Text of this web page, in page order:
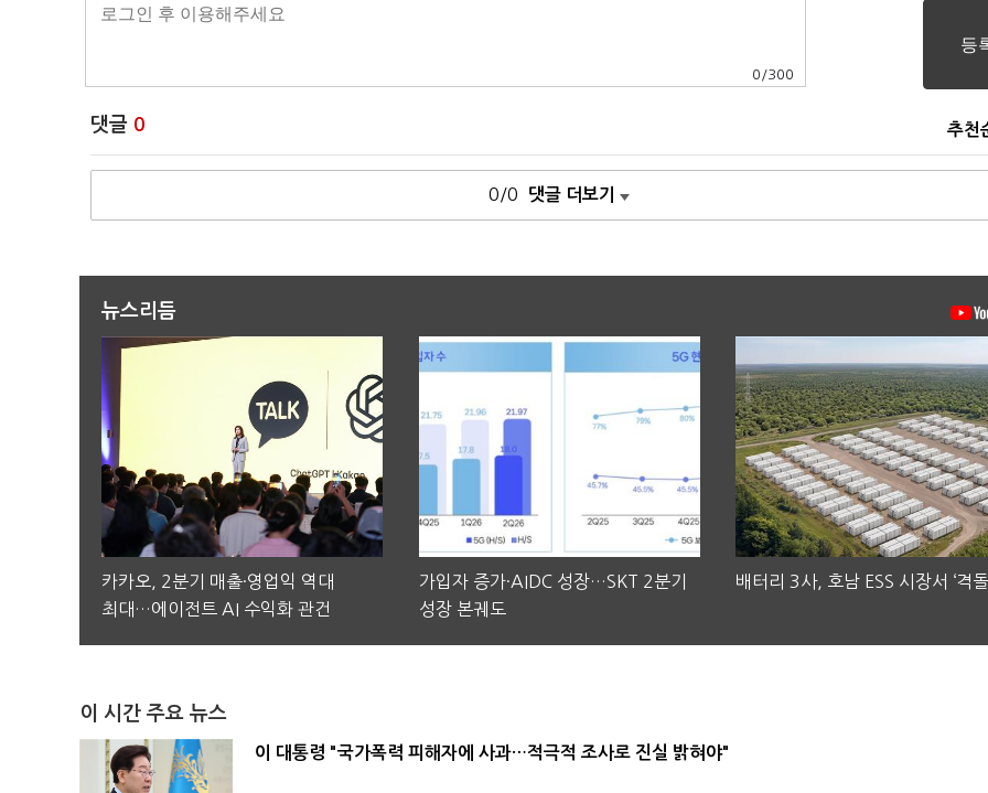
0 /300
댓글 0 추천
0/0 댓글 더보기
뉴스리듬
카카오, 2분기 매출·영업익 역대
최대…에이전트 AI 수익화 관건
가입자 증가·AIDC 성장…SKT 2분기
성장 본궤도
배터리 3사, 호남 ESS 시장서 ‘격돌
이 시간 주요 뉴스
이 대통령 "국가폭력 피해자에 사과…적극적 조사로 진실 밝혀야"